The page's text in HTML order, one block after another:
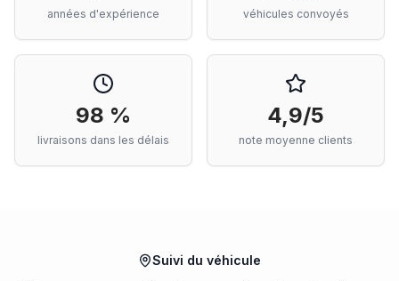
années d'expérience véhicules convoyés
98 %
livraisons dans les délais
4,9/5
note moyenne clients
Suivi du véhicule